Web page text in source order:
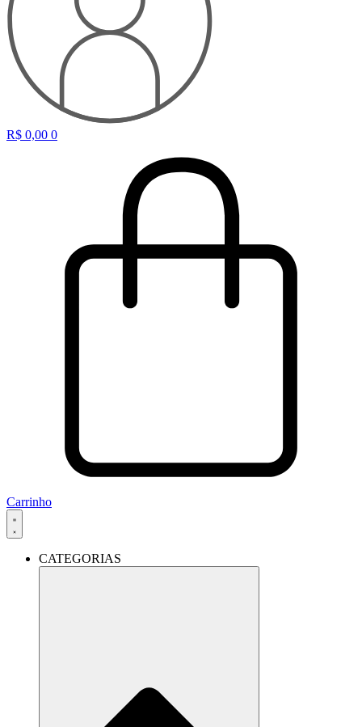
R$ 0,00 0
Carrinho
CATEGORIAS